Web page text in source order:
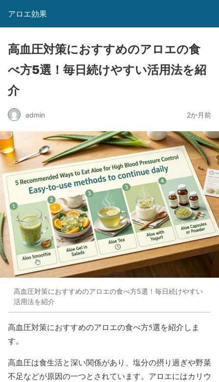
アロエ効果
高血圧対策におすすめのアロエの食
べ方5選！毎日続けやすい活用法を紹
介
admin 2か月前
高血圧対策におすすめのアロエの食べ方5選！毎日続けやすい
活用法を紹介
高血圧対策におすすめのアロエの食べ方5選を紹介しま
す。
高血圧は食生活と深い関係があり、塩分の摂り過ぎや野菜
不足などが原因の一つとされています。アロエにはカリウ